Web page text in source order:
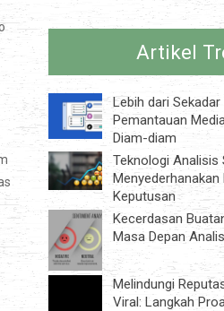
Artikel
Lebih dari
Pemantauan
Diam-diam
Teknologi Analisis
Keputusan
Kecerdasan
Masa Depan
Melindungi
Viral: Langkah